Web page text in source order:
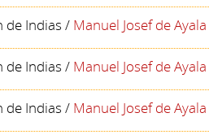
de Indias / Manuel Josef de Ayala
de Indias / Manuel Josef de Ayala
de Indias / Manuel Josef de Ayala